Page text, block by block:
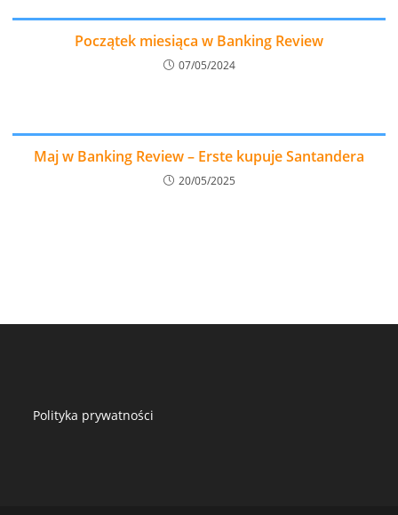
Początek miesiąca w Banking Review
07/05/2024
Maj w Banking Review – Erste kupuje Santandera
20/05/2025
Polityka prywatności